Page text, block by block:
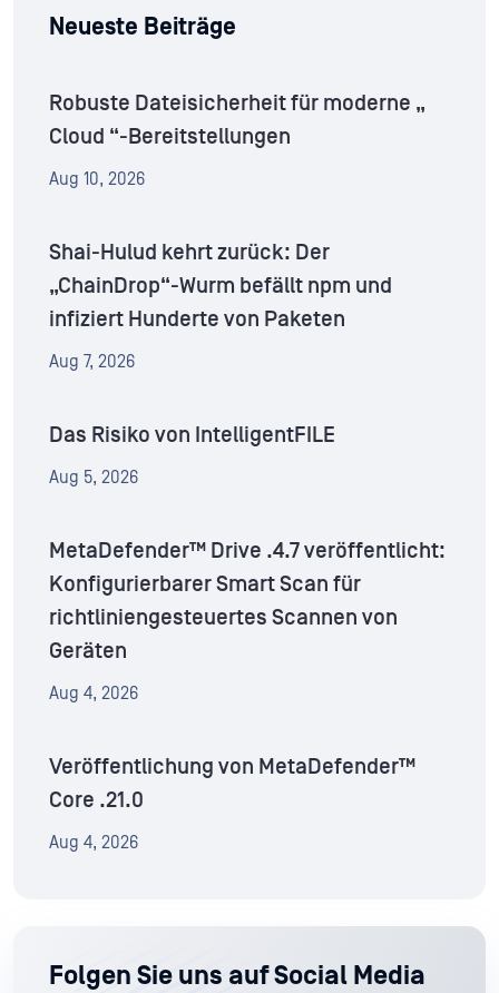
Neueste Beiträge
Robuste Dateisicherheit für moderne „
Cloud “-Bereitstellungen
Aug 10, 2026
Shai-Hulud kehrt zurück: Der
„ChainDrop“-Wurm befällt npm und
infiziert Hunderte von Paketen
Aug 7, 2026
Das Risiko von IntelligentFILE
Aug 5, 2026
MetaDefender™ Drive .4.7 veröffentlicht:
Konfigurierbarer Smart Scan für
richtliniengesteuertes Scannen von
Geräten
Aug 4, 2026
Veröffentlichung von MetaDefender™
Core .21.0
Aug 4, 2026
Folgen Sie uns auf Social Media